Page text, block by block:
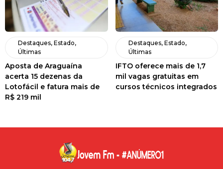
Destaques, Estado,
Últimas
Aposta de Araguaína
acerta 15 dezenas da
Lotofácil e fatura mais de
R$ 219 mil
Destaques, Estado,
Últimas
IFTO oferece mais de 1,7
mil vagas gratuitas em
cursos técnicos integrados